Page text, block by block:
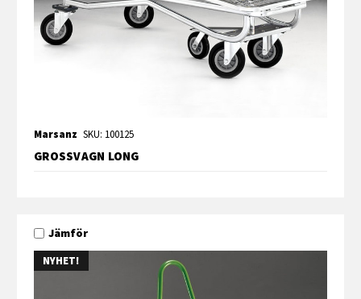
Marsanz SKU: 100125
GROSSVAGN LONG
NYHET!
Jämför